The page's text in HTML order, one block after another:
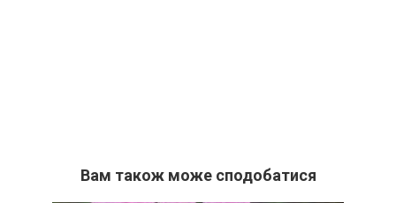
Вам також може сподобатися